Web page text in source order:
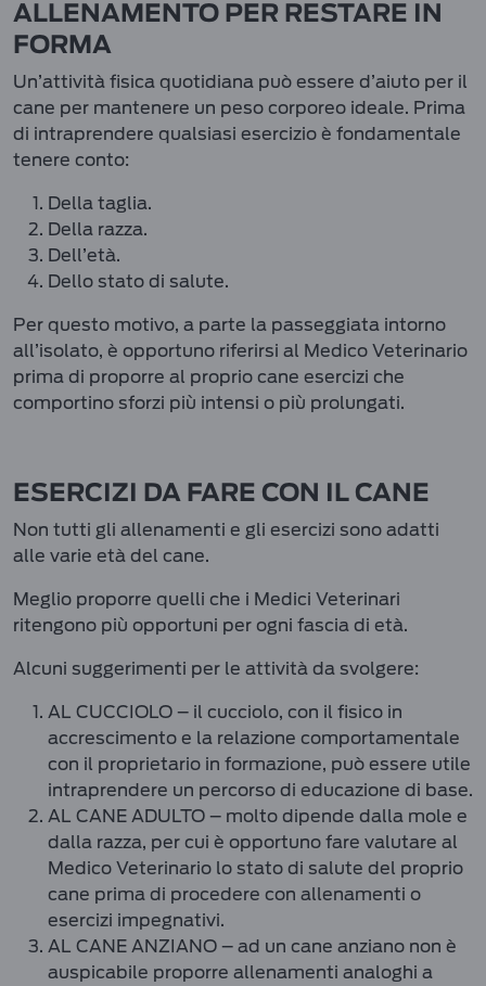
ALLENAMENTO PER RESTARE IN
FORMA
Un’attività fisica quotidiana può essere d’aiuto per il
cane per mantenere un peso corporeo ideale. Prima
di intraprendere qualsiasi esercizio è fondamentale
tenere conto:
Della taglia.
Della razza.
Dell’età.
Dello stato di salute.
Per questo motivo, a parte la passeggiata intorno
all’isolato, è opportuno riferirsi al Medico Veterinario
prima di proporre al proprio cane esercizi che
comportino sforzi più intensi o più prolungati.
ESERCIZI DA FARE CON IL CANE
Non tutti gli allenamenti e gli esercizi sono adatti
alle varie età del cane.
Meglio proporre quelli che i Medici Veterinari
ritengono più opportuni per ogni fascia di età.
Alcuni suggerimenti per le attività da svolgere:
AL CUCCIOLO – il cucciolo, con il fisico in
accrescimento e la relazione comportamentale
con il proprietario in formazione, può essere utile
intraprendere un percorso di educazione di base.
AL CANE ADULTO – molto dipende dalla mole e
dalla razza, per cui è opportuno fare valutare al
Medico Veterinario lo stato di salute del proprio
cane prima di procedere con allenamenti o
esercizi impegnativi.
AL CANE ANZIANO – ad un cane anziano non è
auspicabile proporre allenamenti analoghi a